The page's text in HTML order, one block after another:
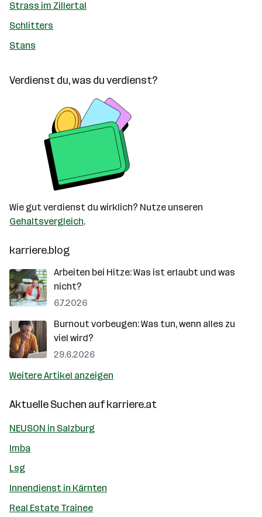
Strass im Zillertal
Schlitters
Stans
Verdienst du, was du verdienst?
Wie gut verdienst du wirklich? Nutze unseren
Gehaltsvergleich.
karriere.blog
Arbeiten bei Hitze: Was ist erlaubt und was
nicht?
6.7.2026
Burnout vorbeugen: Was tun, wenn alles zu
viel wird?
29.6.2026
Weitere Artikel anzeigen
Aktuelle Suchen aufkarriere.at
NEUSON in Salzburg
Imba
Lsg
Innendienst in Kärnten
Real Estate Trainee